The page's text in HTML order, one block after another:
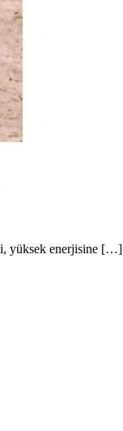
yüksek enerjisine […]